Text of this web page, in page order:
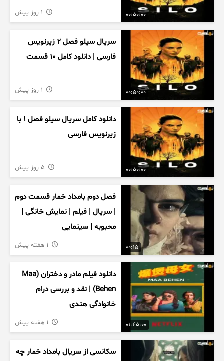
00:50:00
00:50:00
سریال سیلو فصل ۲ زیرنویس
فارسی | دانلود کامل ۱۰ قسمت
00:50:00
دانلود کامل سریال سیلو فصل ۱ با
زیرنویس فارسی
00:15
فصل دوم بامداد خمار قسمت دوم
| سریال | فیلم | نمایش خانگی |
محبوبه | سینمایی
01:45:00
دانلود فیلم مادر و دختران (Maa
Behen) | نقد و بررسی درام
خانوادگی هندی
سکانسی از سریال بامداد خمار چه